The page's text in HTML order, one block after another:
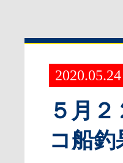
2020.05.24
５月
コ船釣